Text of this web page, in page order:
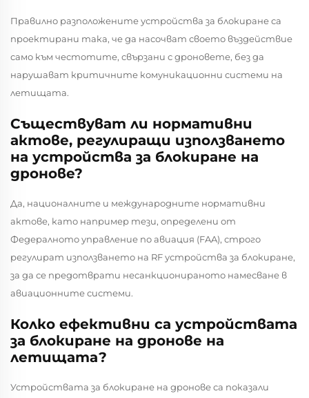
Правилно разположените устройства за блокиране са
проектирани така, че да насочват своето въздействие
само към честотите, свързани с дроновете, без да
нарушават критичните комуникационни системи на
летищата.
Съществуват ли нормативни
актове, регулиращи използването
на устройства за блокиране на
дронове?
Да, националните и международните нормативни
актове, като например тези, определени от
Федералното управление по авиация (FAA), строго
регулират използването на RF устройства за блокиране,
за да се предотврати несанкционираното намесване в
авиационните системи.
Колко ефективни са устройствата
за блокиране на дронове на
летищата?
Устройствата за блокиране на дронове са показали